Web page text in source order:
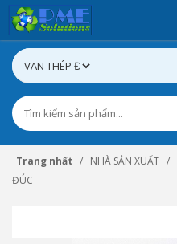
Trang nhất NHÀ SẢN XUẤT
ĐÚC